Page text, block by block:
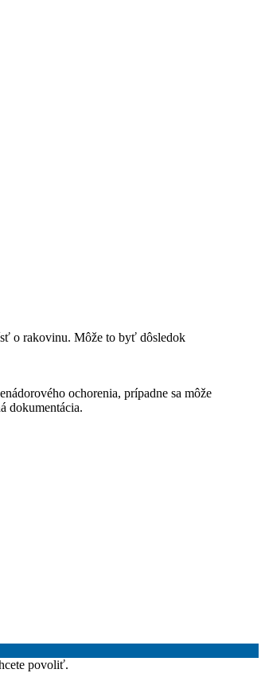
o rakovinu. Môže to byť dôsledok
ochorenia, prípadne sa môže
dokumentácia.
povoliť.